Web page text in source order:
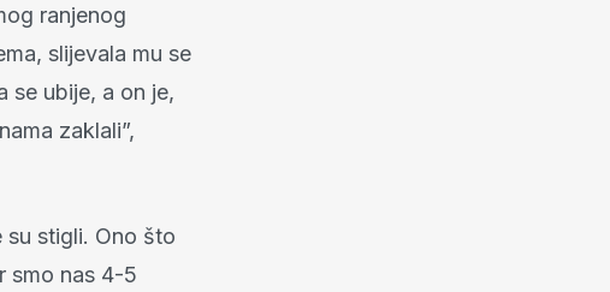
ranjenog
slijevala mu se
se ubije, a on je,
zaklali”,
su stigli. Ono što
smo nas 4-5